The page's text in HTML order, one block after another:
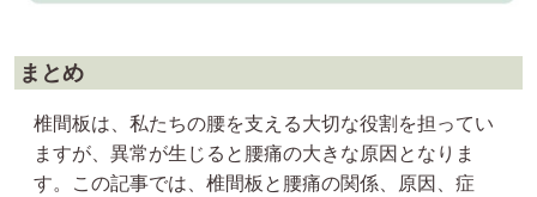
まとめ
椎間板は、私たちの腰を支える大切な役割を担ってい
ますが、異常が生じると腰痛の大きな原因となりま
す。この記事では、椎間板と腰痛の関係、原因、症